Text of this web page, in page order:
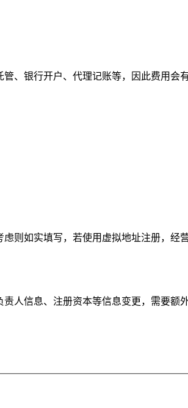
、银行开户、代理记账等，因此费用会
则如实填写，若使用虚拟地址注册，经
人信息、注册资本等信息变更，需要额外